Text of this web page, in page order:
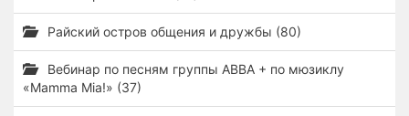
Райский остров общения и дружбы (80)
Вебинар по песням группы ABBA + по мюзиклу
«Mamma Mia!» (37)